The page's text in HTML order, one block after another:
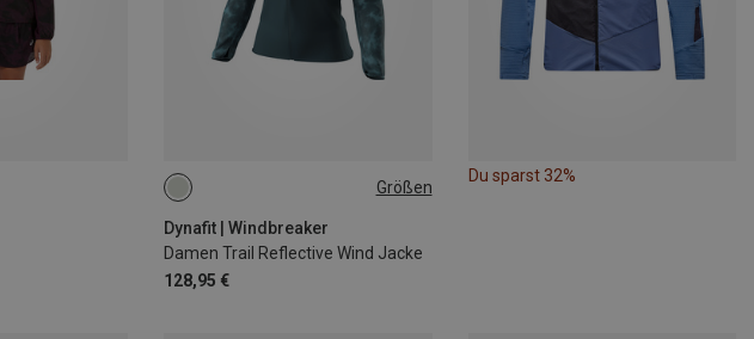
Größen
Dynafit | Windbreaker
Damen Trail Reflective Wind Jacke
128,95 €
XS
Du sparst 32%